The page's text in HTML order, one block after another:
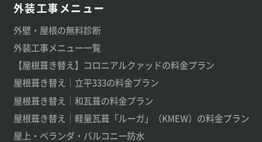
外装工事メニュー
外壁・屋根の無料診断
外装工事メニュー一覧
【屋根葺き替え】コロニアルクァッドの料金プラン
屋根葺き替え│立平333の料金プラン
屋根葺き替え│和瓦葺の料金プラン
屋根葺き替え│軽量瓦葺「ルーガ」（KMEW）の料金プラン
屋上・ベランダ・バルコニー防水